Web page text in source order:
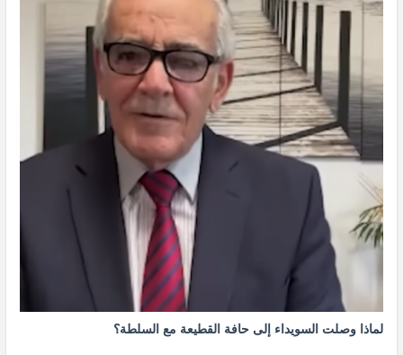
لماذا وصلت السويداء إلى حافة القطيعة مع السلطة؟